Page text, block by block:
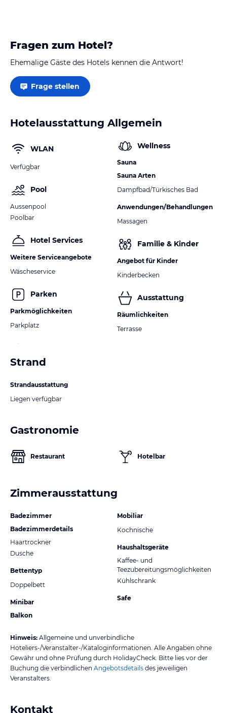
Fragen zum Hotel?
Ehemalige Gäste des Hotels kennen die Antwort!
Frage stellen
Hotelausstattung Allgemein
WLAN
Verfügbar
Pool
Aussenpool
Poolbar
Hotel Services
Weitere Serviceangebote
Wäscheservice
Parken
Parkmöglichkeiten
Parkplatz
Wellness
Sauna
Sauna Arten
Dampfbad/Türkisches Bad
Anwendungen/Behandlungen
Massagen
Familie & Kinder
Angebot für Kinder
Kinderbecken
Ausstattung
Räumlichkeiten
Terrasse
Strand
Strandausstattung
Liegen verfügbar
Gastronomie
Restaurant Hotelbar
Zimmerausstattung
Badezimmer
Badezimmerdetails
Haartrockner
Dusche
Bettentyp
Doppelbett
Minibar
Balkon
Mobiliar
Kochnische
Haushaltsgeräte
Kaffee- und
Teezubereitungsmöglichkeiten
Kühlschrank
Safe
Hinweis: Allgemeine und unverbindliche
Hoteliers-/Veranstalter-/Kataloginformationen. Alle Angaben ohne
Gewähr und ohne Prüfung durch HolidayCheck. Bitte lies vor der
Buchung die verbindlichen Angebotsdetails des jeweiligen
Veranstalters.
Kontakt